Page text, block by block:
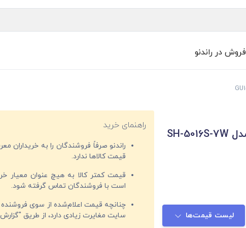
فروش در راندنو
چراغ سقفی روکار 7 وات شعاع مدل SH-5016S-7W
لیست قیمت‌ها
راهنمای خرید
راندنو صرفاً فروشندگان را به
قیمت‌ کالاها ندارد.
قیمت کمتر کالا به هیچ عنوان معیار
است با فروشندگان تماس گرفته شود.
چنانچه قیمت اعلام‌شده از سوی
سایت مغایرت زیادی دارد، از طریق